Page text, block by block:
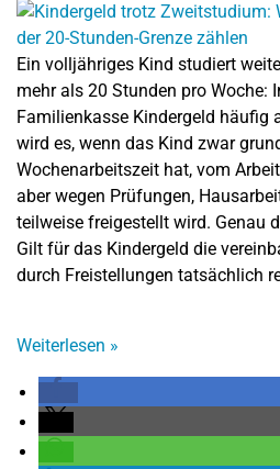
Ein volljähriges Kind studiert
mehr als 20 Stunden pro Woche:
Familienkasse Kindergeld häufig
wird es, wenn das Kind zwar
Wochenarbeitszeit hat, vom
aber wegen Prüfungen,
teilweise freigestellt wird. Genau
Gilt für das Kindergeld die
durch Freistellungen tatsächlich
Weiterlesen »